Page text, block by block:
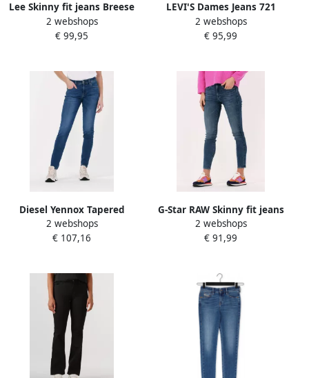
Lee Skinny fit jeans Breese
in five-pocketsstijl
2 webshops
€ 99,95
LEVI'S Dames Jeans 721
High Rise Skinny Blue Wave
Dark Donkerblauw
2 webshops
€ 95,99
Diesel Yennox Tapered
Jeans Upgrade je
denimcollectie Blauw Heren
2 webshops
€ 107,16
G-Star RAW Skinny fit jeans
Lhana met wellnessfactor
door het stretchaandeel
2 webshops
€ 91,99